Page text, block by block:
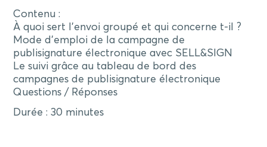
Contenu :
À quoi sert l’envoi groupé et qui concerne t-il ?
Mode d’emploi de la campagne de
publisignature électronique avec SELL&SIGN
Le suivi grâce au tableau de bord des
campagnes de publisignature électronique
Questions / Réponses
Durée : 30 minutes